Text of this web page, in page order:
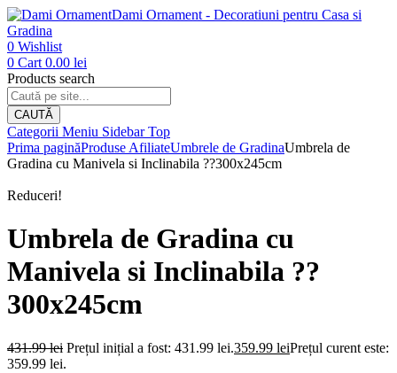
Dami Ornament - Decoratiuni pentru Casa si
Gradina
0 Wishlist
0 Cart 0.00 lei
Products search
CAUTĂ
Categorii Meniu Sidebar Top
Prima paginăProduse AfiliateUmbrele de GradinaUmbrela de
Gradina cu Manivela si Inclinabila ??300x245cm
Reduceri!
Umbrela de Gradina cu
Manivela si Inclinabila ??
300x245cm
431.99lei Prețul inițial a fost: 431.99 lei.359.99 leiPrețul curent este:
359.99 lei.